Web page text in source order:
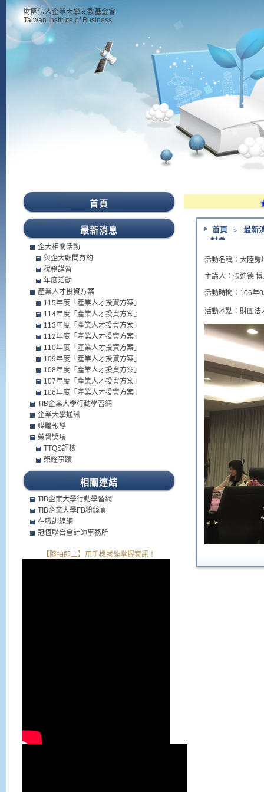
財團法人企業大學文教基金會
Taiwan Institute of Business
★
首頁 ﹥
最新
討會
活動名稱：大陸房
主講人：張進德
活動時間：106年
活動地點：財團法
首頁
最新消息
企大相關活動
與企大顧問有約
稅務講習
年度活動
產業人才投資方案
115年度「產業人才投資方案」
114年度「產業人才投資方案」
113年度「產業人才投資方案」
112年度「產業人才投資方案」
110年度「產業人才投資方案」
109年度「產業人才投資方案」
108年度「產業人才投資方案」
107年度「產業人才投資方案」
106年度「產業人才投資方案」
TIB企業大學行動學習網
企業大學通訊
媒體報導
榮譽獎項
TTQS評核
榮耀事蹟
相關連結
TIB企業大學行動學習網
TIB企業大學FB粉絲頁
在職訓練網
冠恆聯合會計師事務所
【隨拍即上】用手機就能掌握資訊！